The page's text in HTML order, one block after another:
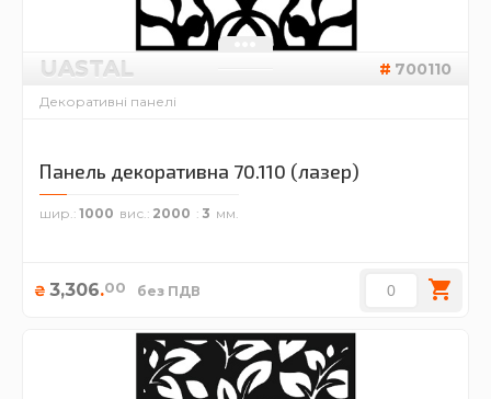
UASTAL 700110
Декоративні панелі
Панель декоративна 70.110 (лазер)
шир. 1000 вис. 2000 3
₴ 3,306.00 без ПДВ